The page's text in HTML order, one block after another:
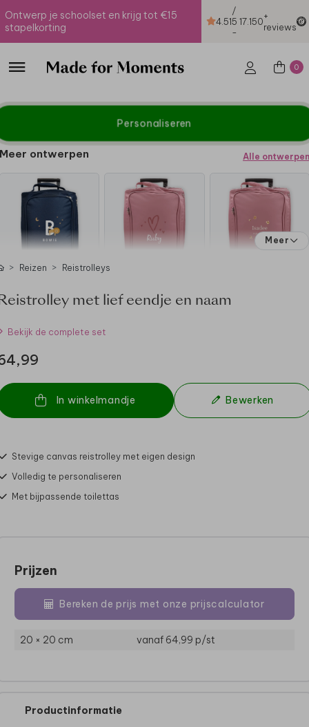
Ontwerp je schoolset en krijg tot €15
stapelkorting
4.51
/
5
-
17.150+
reviews
0
Personaliseren
Meer ontwerpen Alle ontwerpen
Meer
Reizen Reistrolleys
met lief eendje en naam
Bekijk de complete set
In winkelmandje Bewerken
Stevige canvas reistrolley met eigen design
Volledig te personaliseren
Met bijpassende toilettas
Prijzen
Bereken de prijs met onze prijscalculator
20 × 20 cm vanaf 64,99 p/st
Productinformatie